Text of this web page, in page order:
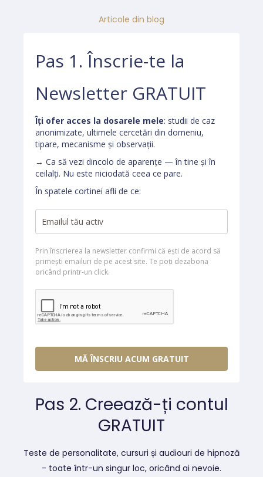
Articole din blog
Pas 1. Înscrie-te la
Newsletter GRATUIT
Îți ofer acces la dosarele mele: studii de caz
anonimizate, ultimele cercetări din domeniu,
tipare, mecanisme și observații.
→ Ca să vezi dincolo de aparențe — în tine și în
ceilalți. Nu este niciodată ceea ce pare.
În spatele cortinei afli de ce:
Prin înscrierea la newsletter confirmi că ești de acord să
primești emailuri de pe acest site. Te poți dezabona
oricând printr-un click.
MĂ ÎNSCRIU ACUM GRATUIT
Pas 2. Creează-ți contul
GRATUIT
Teste de personalitate, cursuri și audiouri de hipnoză
- toate într-un singur loc, oricând ai nevoie.